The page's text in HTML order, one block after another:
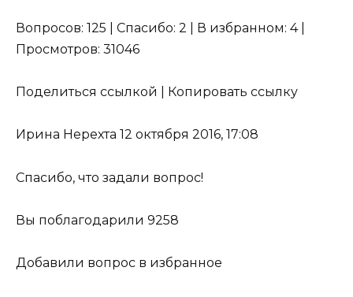
Вопросов: 125 | Спасибо: 2 | В избранном: 4 |
Просмотров: 31046
Поделиться ссылкой | Копировать ссылку
Ирина Нерехта 12 октября 2016, 17:08
Спасибо, что задали вопрос!
Вы поблагодарили 9258
Добавили вопрос в избранное